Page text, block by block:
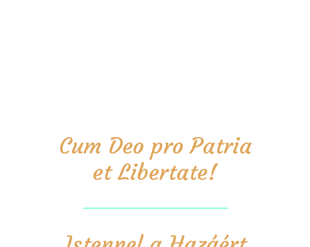
Cum Deo pro Patria
et Libertate!